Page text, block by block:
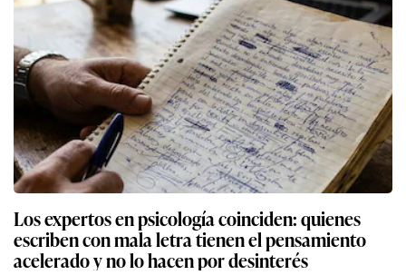
Los expertos en psicología coinciden: quienes
escriben con mala letra tienen el pensamiento
acelerado y no lo hacen por desinterés